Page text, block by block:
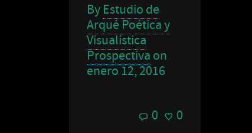
By Estudio de
Arqué Poética y
Visualística
Prospectiva on
enero 12, 2016
0 0